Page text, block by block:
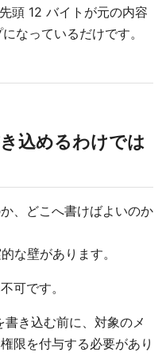
頭 12 バイトが元の内容
なっているだけです。
込めるわけでは
、どこへ書けばよいのか
な壁があります。
可です。
き込む前に、対象のメ
限を付与する必要があり